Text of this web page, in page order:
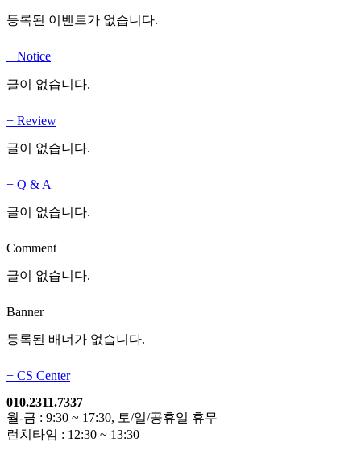
등록된 이벤트가 없습니다.
+ Notice
글이 없습니다.
+ Review
글이 없습니다.
+ Q & A
글이 없습니다.
Comment
글이 없습니다.
Banner
등록된 배너가 없습니다.
+ CS Center
010.2311.7337
월-금 : 9:30 ~ 17:30, 토/일/공휴일 휴무
런치타임 : 12:30 ~ 13:30